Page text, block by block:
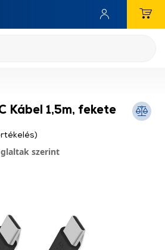
Kábel 1,5m, fekete
szerint